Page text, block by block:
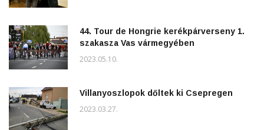
44. Tour de Hongrie kerékpárverseny 1.
szakasza Vas vármegyében
2023.05.10.
Villanyoszlopok dőltek ki Csepregen
2023.03.27.